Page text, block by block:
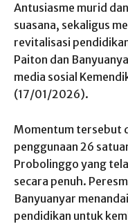
Antusiasme murid
suasana, sekaligus
revitalisasi
Paiton dan
media sosial
(17/01/2026).
Momentum tersebut
penggunaan 26
Probolinggo yang
secara penuh.
Banyuanyar
pendidikan untuk